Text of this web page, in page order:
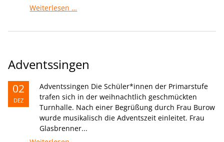
Weiterlesen …
Adventssingen
02
DEZ
Adventssingen Die Schüler*innen der Primarstufe
trafen sich in der weihnachtlich geschmückten
Turnhalle. Nach einer Begrüßung durch Frau Burow
wurde musikalisch die Adventszeit einleitet. Frau
Glasbrenner...